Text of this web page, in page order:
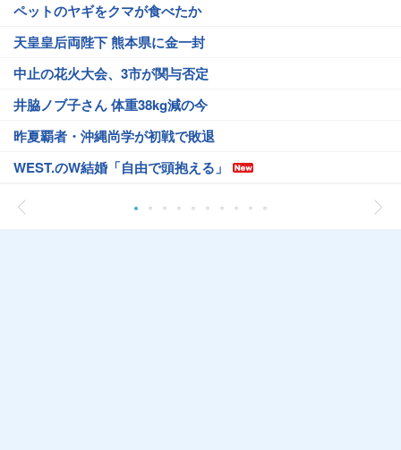
ペットのヤギをクマが食べたか
天皇皇后両陛下 熊本県に金一封
中止の花火大会、3市が関与否定
井脇ノブ子さん 体重38kg減の今
昨夏覇者・沖縄尚学が初戦で敗退
WEST.のW結婚「自由で頭抱える」